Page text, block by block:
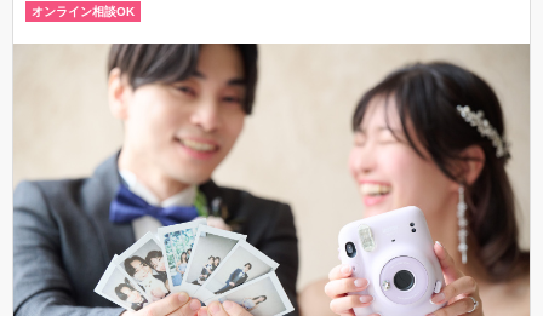
オンライン相談OK